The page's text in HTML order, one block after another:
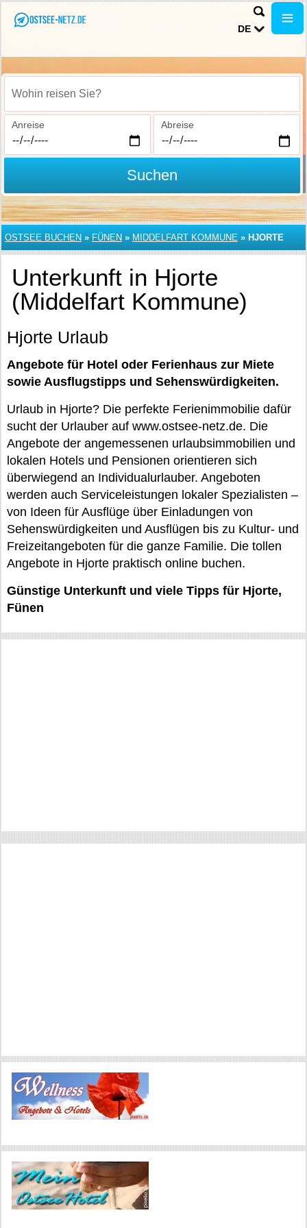
DE
Wohin reisen Sie?
Anreise Abreise
Suchen
OSTSEE BUCHEN » FÜNEN » MIDDELFART KOMMUNE » HJORTE
Unterkunft in Hjorte
(Middelfart Kommune)
Hjorte Urlaub
Angebote für Hotel oder Ferienhaus zur Miete
sowie Ausflugstipps und Sehenswürdigkeiten.
Urlaub in Hjorte? Die perfekte Ferienimmobilie dafür
sucht der Urlauber auf www.ostsee-netz.de. Die
Angebote der angemessenen urlaubsimmobilien und
lokalen Hotels und Pensionen orientieren sich
überwiegend an Individualurlauber. Angeboten
werden auch Serviceleistungen lokaler Spezialisten –
von Ideen für Ausflüge über Einladungen von
Sehenswürdigkeiten und Ausflügen bis zu Kultur- und
Freizeitangeboten für die ganze Familie. Die tollen
Angebote in Hjorte praktisch online buchen.
Günstige Unterkunft und viele Tipps für Hjorte,
Fünen